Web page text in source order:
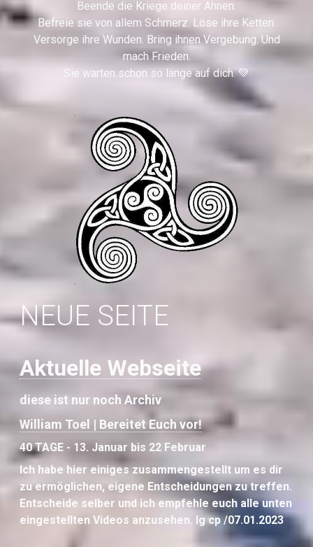
Beende die Kriege deiner Ahnen.
Befreie sie von allem Schmerz. Löse ihre Ketten.
Versorge ihre Wunden. Bring ihnen Vergebung. Und
mach Frieden.
Sie warten schon so lange auf dich. 💚
NEUE SEITE
Aktuelle Webseite
diese ist nur noch Archiv
William Toel | Bereitet Euch vor!
40 TAGE - 13. Januar bis 22 Februar
Ich habe hier einiges zusammengestellt um es dir
zu ermöglichen, eigene Entscheidungen zu treffen.
Entscheide selber und ich empfehle euch alle unten
eingestellten Videos anzusehen. lg cp /07.01.2023